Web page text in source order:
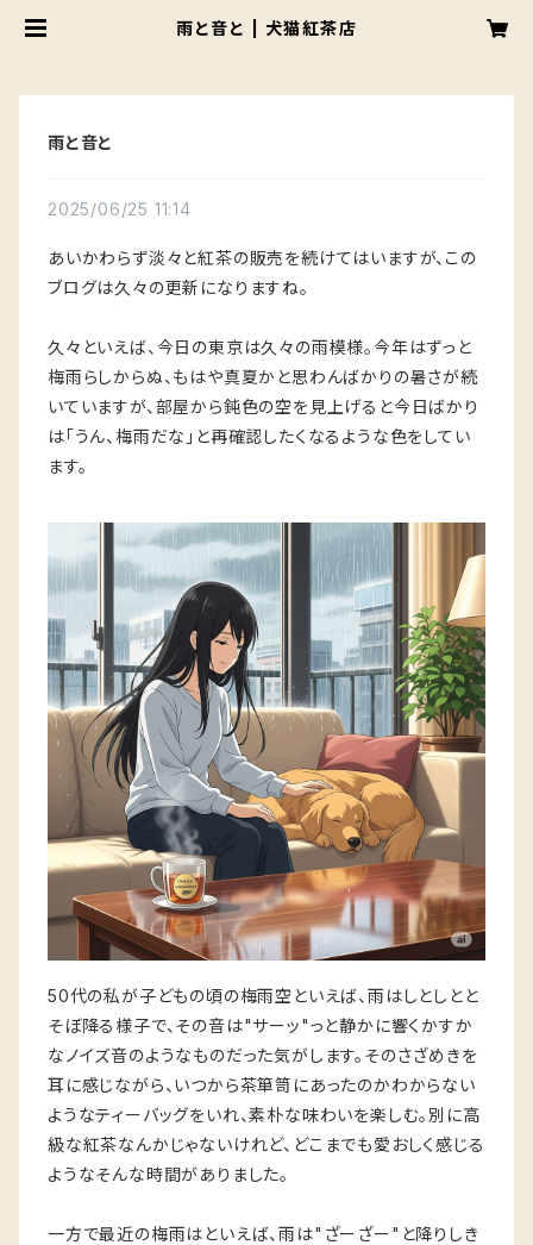
雨と音と | 犬猫紅茶店
雨と音と
2025/06/25 11:14
あいかわらず淡々と紅茶の販売を続けてはいますが、この
ブログは久々の更新になりますね。
久々といえば、今日の東京は久々の雨模様。今年はずっと
梅雨らしからぬ、もはや真夏かと思わんばかりの暑さが続
いていますが、部屋から鈍色の空を見上げると今日ばかり
は「うん、梅雨だな」と再確認したくなるような色をしてい
ます。
50代の私が子どもの頃の梅雨空といえば、雨はしとしとと
そぼ降る様子で、その音は"サーッ"っと静かに響くかすか
なノイズ音のようなものだった気がします。そのさざめきを
耳に感じながら、いつから茶箪笥にあったのかわからない
ようなティーバッグをいれ、素朴な味わいを楽しむ。別に高
級な紅茶なんかじゃないけれど、どこまでも愛おしく感じる
ようなそんな時間がありました。
一方で最近の梅雨はといえば、雨は"ざーざー"と降りしき